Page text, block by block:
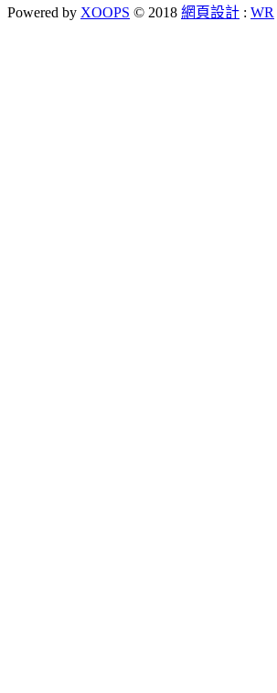
Powered by XOOPS © 2018 網頁設計 : WR